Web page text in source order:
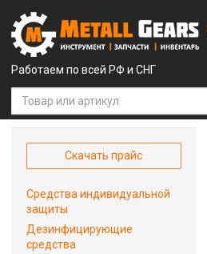
Работаем по всей РФ и СНГ
Скачать прайс
Средства индивидуальной
защиты
Дезинфицирующие
средства